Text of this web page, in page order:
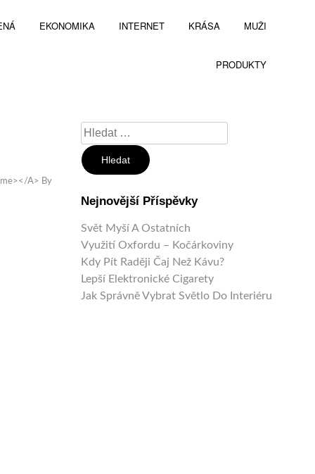
EKONOMIKA INTERNET KRÁSA MUŽI
PRODUKTY
a> By
Vyhledávání
Nejnovější Příspěvky
Svět Myší A Ostatních
Využití Oxfordu – Kočárkoviny
Kdy Pít Raději Čaj Než Kávu?
Lepší Elektronické Cigarety
Jak Správně Vybrat Světlo Do Interiéru